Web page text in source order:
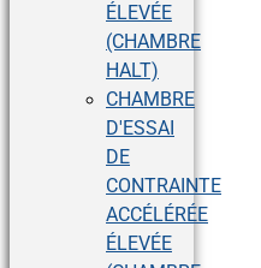
ÉLEVÉE
(CHAMBRE
HALT)
CHAMBRE
D'ESSAI
DE
CONTRAINTE
ACCÉLÉRÉE
ÉLEVÉE